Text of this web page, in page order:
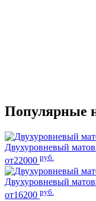
Популярные
Двухуровневый
от22000 руб.
Двухуровневый
от16200 руб.